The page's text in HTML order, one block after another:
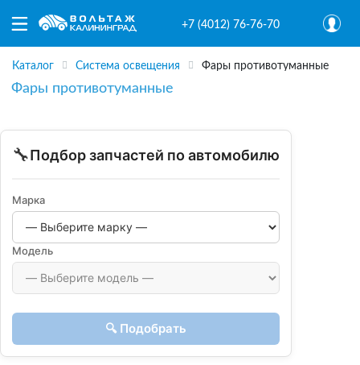
+7 (4012) 76-76-70
Каталог Система освещения Фары противотуманные
Фары противотуманные
🔧Подбор запчастей по автомобилю
Марка
Модель
🔍 Подобрать